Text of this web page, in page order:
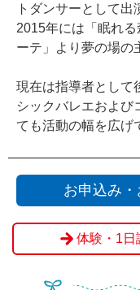
トダンサーとして出
2015年には「眠れ
ーテ」より夢の場の
現在は指導者として
シックバレエおよび
ても活動の幅を広げ
お申込み
体験・1日